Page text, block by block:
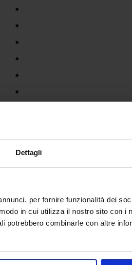
Dettagli
per fornire funzionalità dei
in cui utilizza il nostro sito con i
potrebbero combinarle con altre